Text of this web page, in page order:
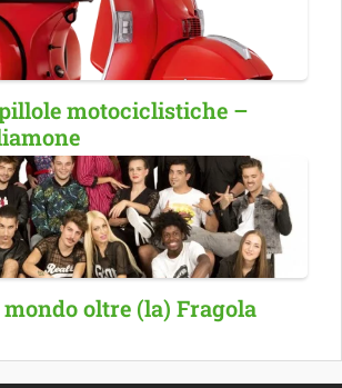
motociclistiche –
oltre (la) Fragola